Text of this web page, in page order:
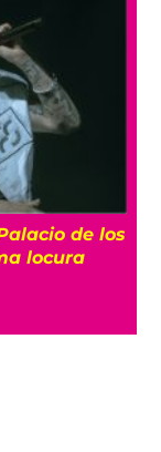
Big Big Love:
de México